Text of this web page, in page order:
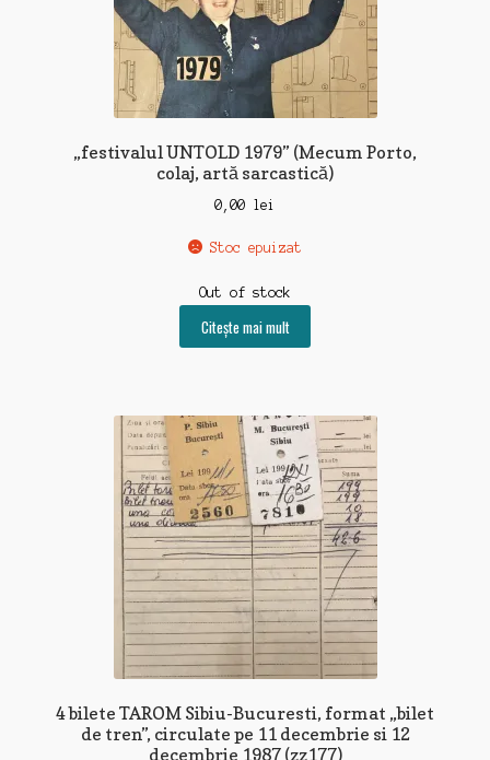
„festivalul UNTOLD 1979” (Mecum Porto,
colaj, artă sarcastică)
0,00 lei
Stoc epuizat
Out of stock
Citește mai mult
4 bilete TAROM Sibiu-Bucuresti, format „bilet
de tren”, circulate pe 11 decembrie si 12
decembrie 1987 (zz177)